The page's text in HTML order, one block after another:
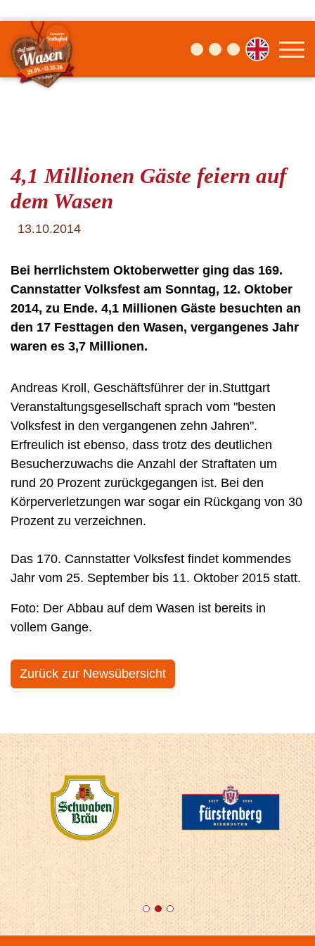
4,1 Millionen Gäste feiern auf
dem Wasen
13.10.2014
Bei herrlichstem Oktoberwetter ging das 169.
Cannstatter Volksfest am Sonntag, 12. Oktober
2014, zu Ende. 4,1 Millionen Gäste besuchten an
den 17 Festtagen den Wasen, vergangenes Jahr
waren es 3,7 Millionen.
Andreas Kroll, Geschäftsführer der in.Stuttgart
Veranstaltungsgesellschaft sprach vom "besten
Volksfest in den vergangenen zehn Jahren".
Erfreulich ist ebenso, dass trotz des deutlichen
Besucherzuwachs die Anzahl der Straftaten um
rund 20 Prozent zurückgegangen ist. Bei den
Körperverletzungen war sogar ein Rückgang von 30
Prozent zu verzeichnen.
Das 170. Cannstatter Volksfest findet kommendes
Jahr vom 25. September bis 11. Oktober 2015 statt.
Foto: Der Abbau auf dem Wasen ist bereits in
vollem Gange.
Zurück zur Newsübersicht
1 2 3